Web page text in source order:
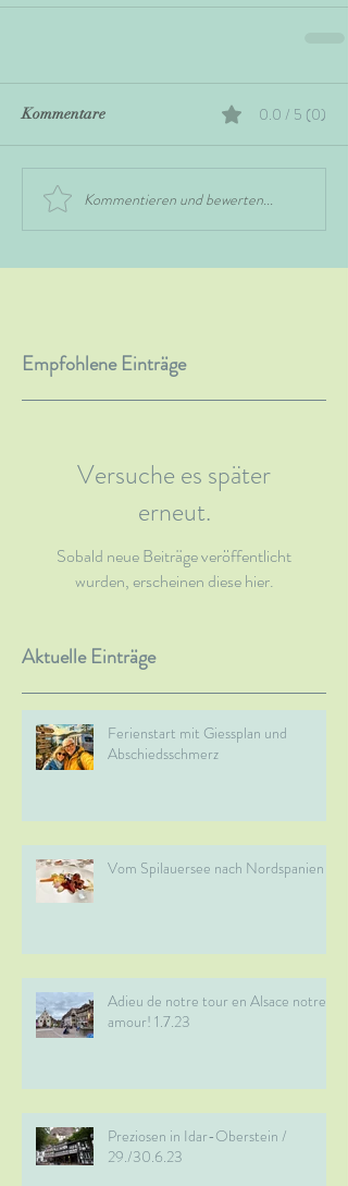
Aktuelle Einträge
Empfohlene Einträge
Ferienstart mit Giessplan und
Abschiedsschmerz
Vom Spilauersee nach Nordspanien
Adieu de notre tour en Alsace notre
amour! 1.7.23
Preziosen in Idar-Oberstein /
29./30.6.23
Versuche es später
erneut.
Sobald neue Beiträge veröffentlicht
wurden, erscheinen diese hier.
Kommentare 0.0 / 5 (0)
Kommentieren und bewerten...